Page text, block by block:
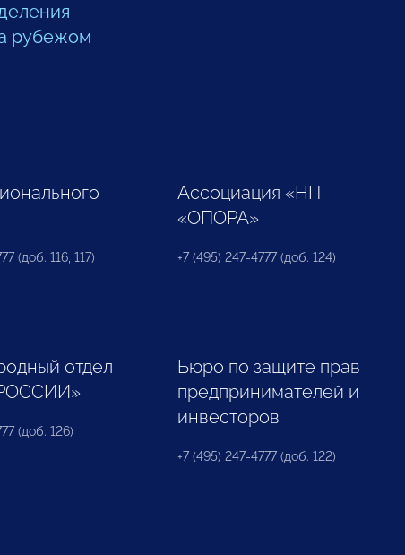
рубежом
(доб. 116, 117)
Ассоциация «НП
«ОПОРА»
+7 (495) 247-4777 (доб. 124)
отдел
(доб. 126)
Бюро по защите прав
предпринимателей и
инвесторов
+7 (495) 247-4777 (доб. 122)